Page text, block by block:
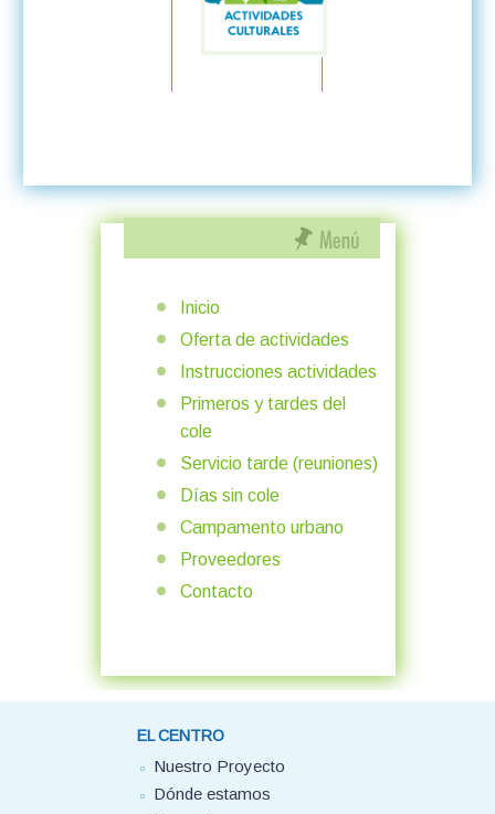
Inicio
Oferta de actividades
Instrucciones actividades
Primeros y tardes del
cole
Servicio tarde (reuniones)
Días sin cole
Campamento urbano
Proveedores
Contacto
EL CENTRO
Nuestro Proyecto
Dónde estamos